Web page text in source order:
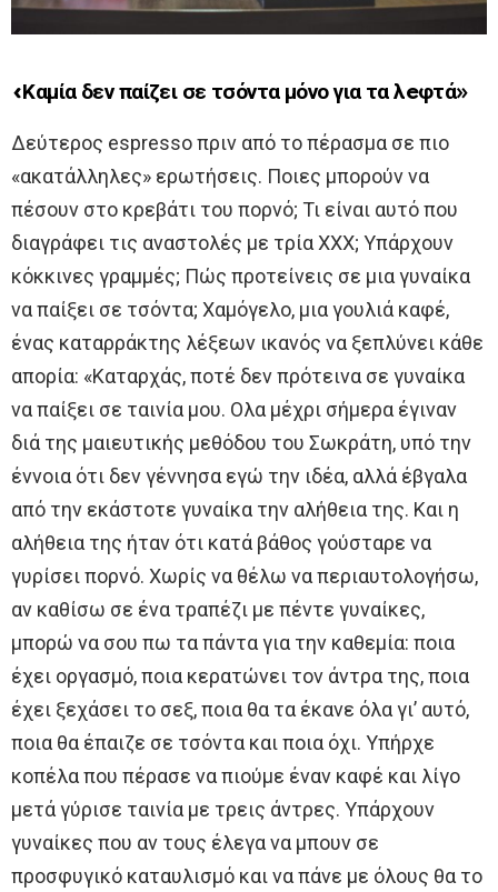
«Καμία δεν παίζει σε τσόντα μόνο για τα λeφτά»
Δεύτερος espresso πριν από το πέρασμα σε πιο
«ακατάλληλες» ερωτήσεις. Ποιες μπορούν να
πέσουν στο κρεβάτι του πορνό; Τι είναι αυτό που
διαγράφει τις αναστολές με τρία ΧΧΧ; Υπάρχουν
κόκκινες γραμμές; Πώς προτείνεις σε μια γυναίκα
να παίξει σε τσόντα; Χαμόγελο, μια γουλιά καφέ,
ένας καταρράκτης λέξεων ικανός να ξεπλύνει κάθε
απορία: «Καταρχάς, ποτέ δεν πρότεινα σε γυναίκα
να παίξει σε ταινία μου. Oλα μέχρι σήμερα έγιναν
διά της μαιευτικής μεθόδου του Σωκράτη, υπό την
έννοια ότι δεν γέννησα εγώ την ιδέα, αλλά έβγαλα
από την εκάστοτε γυναίκα την αλήθεια της. Και η
αλήθεια της ήταν ότι κατά βάθος γούσταρε να
γυρίσει πορνό. Χωρίς να θέλω να περιαυτολογήσω,
αν καθίσω σε ένα τραπέζι με πέντε γυναίκες,
μπορώ να σου πω τα πάντα για την καθεμία: ποια
έχει οργασμό, ποια κερατώνει τον άντρα της, ποια
έχει ξεχάσει το σεξ, ποια θα τα έκανε όλα γι’ αυτό,
ποια θα έπαιζε σε τσόντα και ποια όχι. Υπήρχε
κοπέλα που πέρασε να πιούμε έναν καφέ και λίγο
μετά γύρισε ταινία με τρεις άντρες. Υπάρχουν
γυναίκες που αν τους έλεγα να μπουν σε
προσφυγικό καταυλισμό και να πάνε με όλους θα το